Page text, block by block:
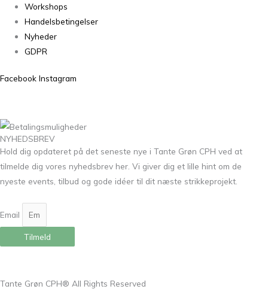
Workshops
Handelsbetingelser
Nyheder
GDPR
Facebook Instagram
NYHEDSBREV
Hold dig opdateret på det seneste nye i Tante Grøn CPH ved at
tilmelde dig vores nyhedsbrev her. Vi giver dig et lille hint om de
nyeste events, tilbud og gode idéer til dit næste strikkeprojekt.
Email
Tilmeld
Tante Grøn CPH® All Rights Reserved